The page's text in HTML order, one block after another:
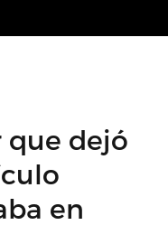
que dejó
en